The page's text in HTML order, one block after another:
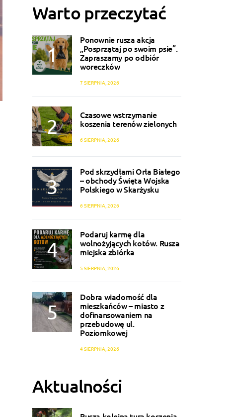
Warto przeczytać
Ponownie rusza akcja
„Posprzątaj po swoim psie”.
Zapraszamy po odbiór
woreczków
7 SIERPNIA, 2026
Czasowe wstrzymanie
koszenia terenów zielonych
6 SIERPNIA, 2026
Pod skrzydłami Orła Białego
– obchody Święta Wojska
Polskiego w Skarżysku
6 SIERPNIA, 2026
Podaruj karmę dla
wolnożyjących kotów. Rusza
miejska zbiórka
5 SIERPNIA, 2026
Dobra wiadomość dla
mieszkańców – miasto z
dofinansowaniem na
przebudowę ul.
Poziomkowej
4 SIERPNIA, 2026
Aktualności